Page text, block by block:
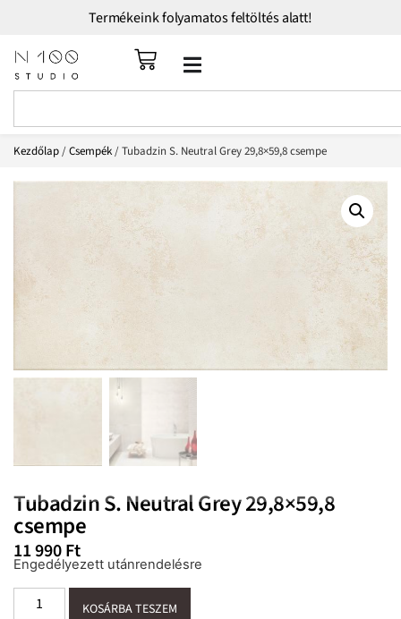
Termékeink folyamatos feltöltés alatt!
Kezdőlap/Csempék/ Tubadzin S. Neutral Grey 29,8×59,8 csempe
Tubadzin S. Neutral Grey 29,8×59,8
csempe
11 990Ft
Engedélyezett utánrendelésre
KOSÁRBA TESZEM